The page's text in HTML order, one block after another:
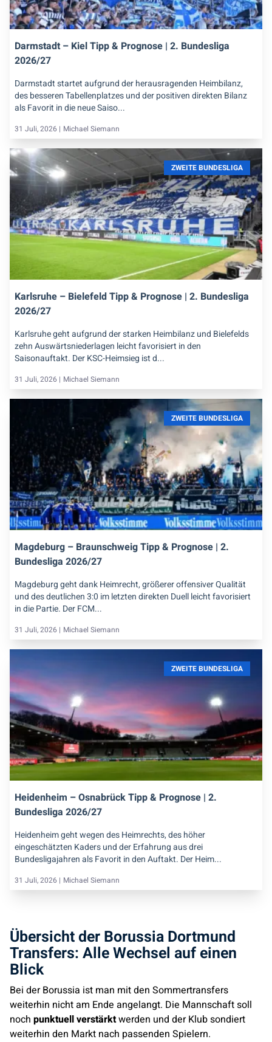
Darmstadt – Kiel Tipp & Prognose | 2. Bundesliga
2026/27
Darmstadt startet aufgrund der herausragenden Heimbilanz,
des besseren Tabellenplatzes und der positiven direkten Bilanz
als Favorit in die neue Saiso...
31 Juli, 2026 | Michael Siemann
ZWEITE BUNDESLIGA
Karlsruhe – Bielefeld Tipp & Prognose | 2. Bundesliga
2026/27
Karlsruhe geht aufgrund der starken Heimbilanz und Bielefelds
zehn Auswärtsniederlagen leicht favorisiert in den
Saisonauftakt. Der KSC-Heimsieg ist d...
31 Juli, 2026 | Michael Siemann
ZWEITE BUNDESLIGA
Magdeburg – Braunschweig Tipp & Prognose | 2.
Bundesliga 2026/27
Magdeburg geht dank Heimrecht, größerer offensiver Qualität
und des deutlichen 3:0 im letzten direkten Duell leicht favorisiert
in die Partie. Der FCM...
31 Juli, 2026 | Michael Siemann
ZWEITE BUNDESLIGA
Heidenheim – Osnabrück Tipp & Prognose | 2.
Bundesliga 2026/27
Heidenheim geht wegen des Heimrechts, des höher
eingeschätzten Kaders und der Erfahrung aus drei
Bundesligajahren als Favorit in den Auftakt. Der Heim...
31 Juli, 2026 | Michael Siemann
Übersicht der Borussia Dortmund
Transfers: Alle Wechsel auf einen
Blick
Bei der Borussia ist man mit den Sommertransfers
weiterhin nicht am Ende angelangt. Die Mannschaft soll
noch punktuell verstärktwerden und der Klub sondiert
weiterhin den Markt nach passenden Spielern.